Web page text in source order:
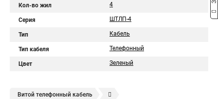
Кол-во жил 4
Серия ШТЛП-4
Тип Кабель
Тип кабеля Телефонный
Цвет Зеленый
Витой телефонный кабель